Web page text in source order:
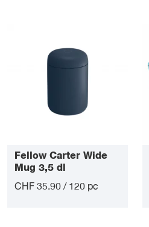
Fellow Carter Wide
Mug 3,5 dl
CHF 35.90 / 120 pc